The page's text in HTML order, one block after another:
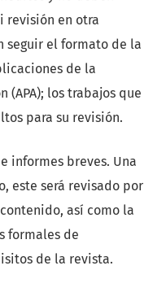
revisión en otra
seguir el formato de la
de la
(APA); los trabajos que
para su revisión.
informes breves. Una
este será revisado por
así como la
formales de
de la revista.